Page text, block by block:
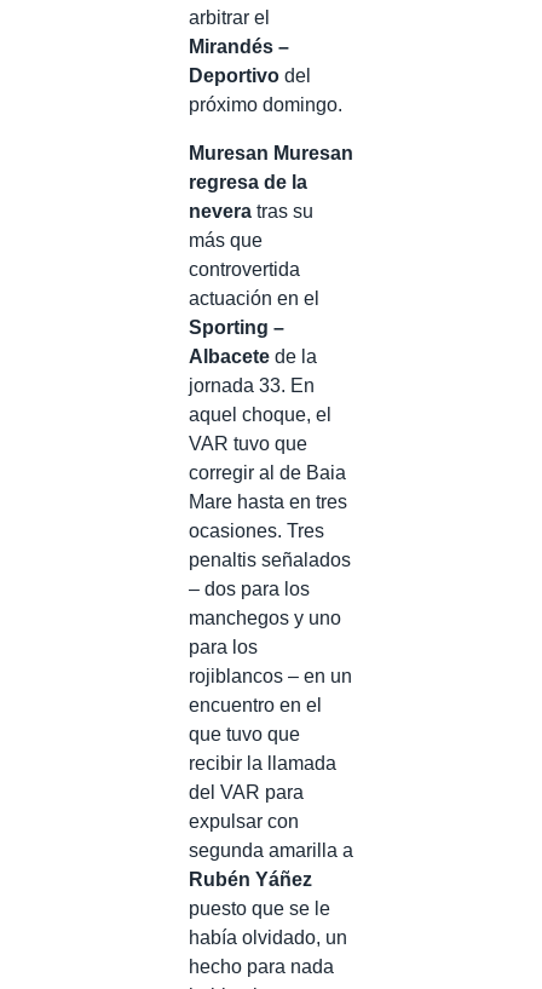
arbitrar el
Mirandés –
Deportivo del
próximo domingo.
Muresan Muresan
regresa de la
nevera tras su
más que
controvertida
actuación en el
Sporting –
Albacete de la
jornada 33. En
aquel choque, el
VAR tuvo que
corregir al de Baia
Mare hasta en tres
ocasiones. Tres
penaltis señalados
– dos para los
manchegos y uno
para los
rojiblancos – en un
encuentro en el
que tuvo que
recibir la llamada
del VAR para
expulsar con
segunda amarilla a
Rubén Yáñez
puesto que se le
había olvidado, un
hecho para nada